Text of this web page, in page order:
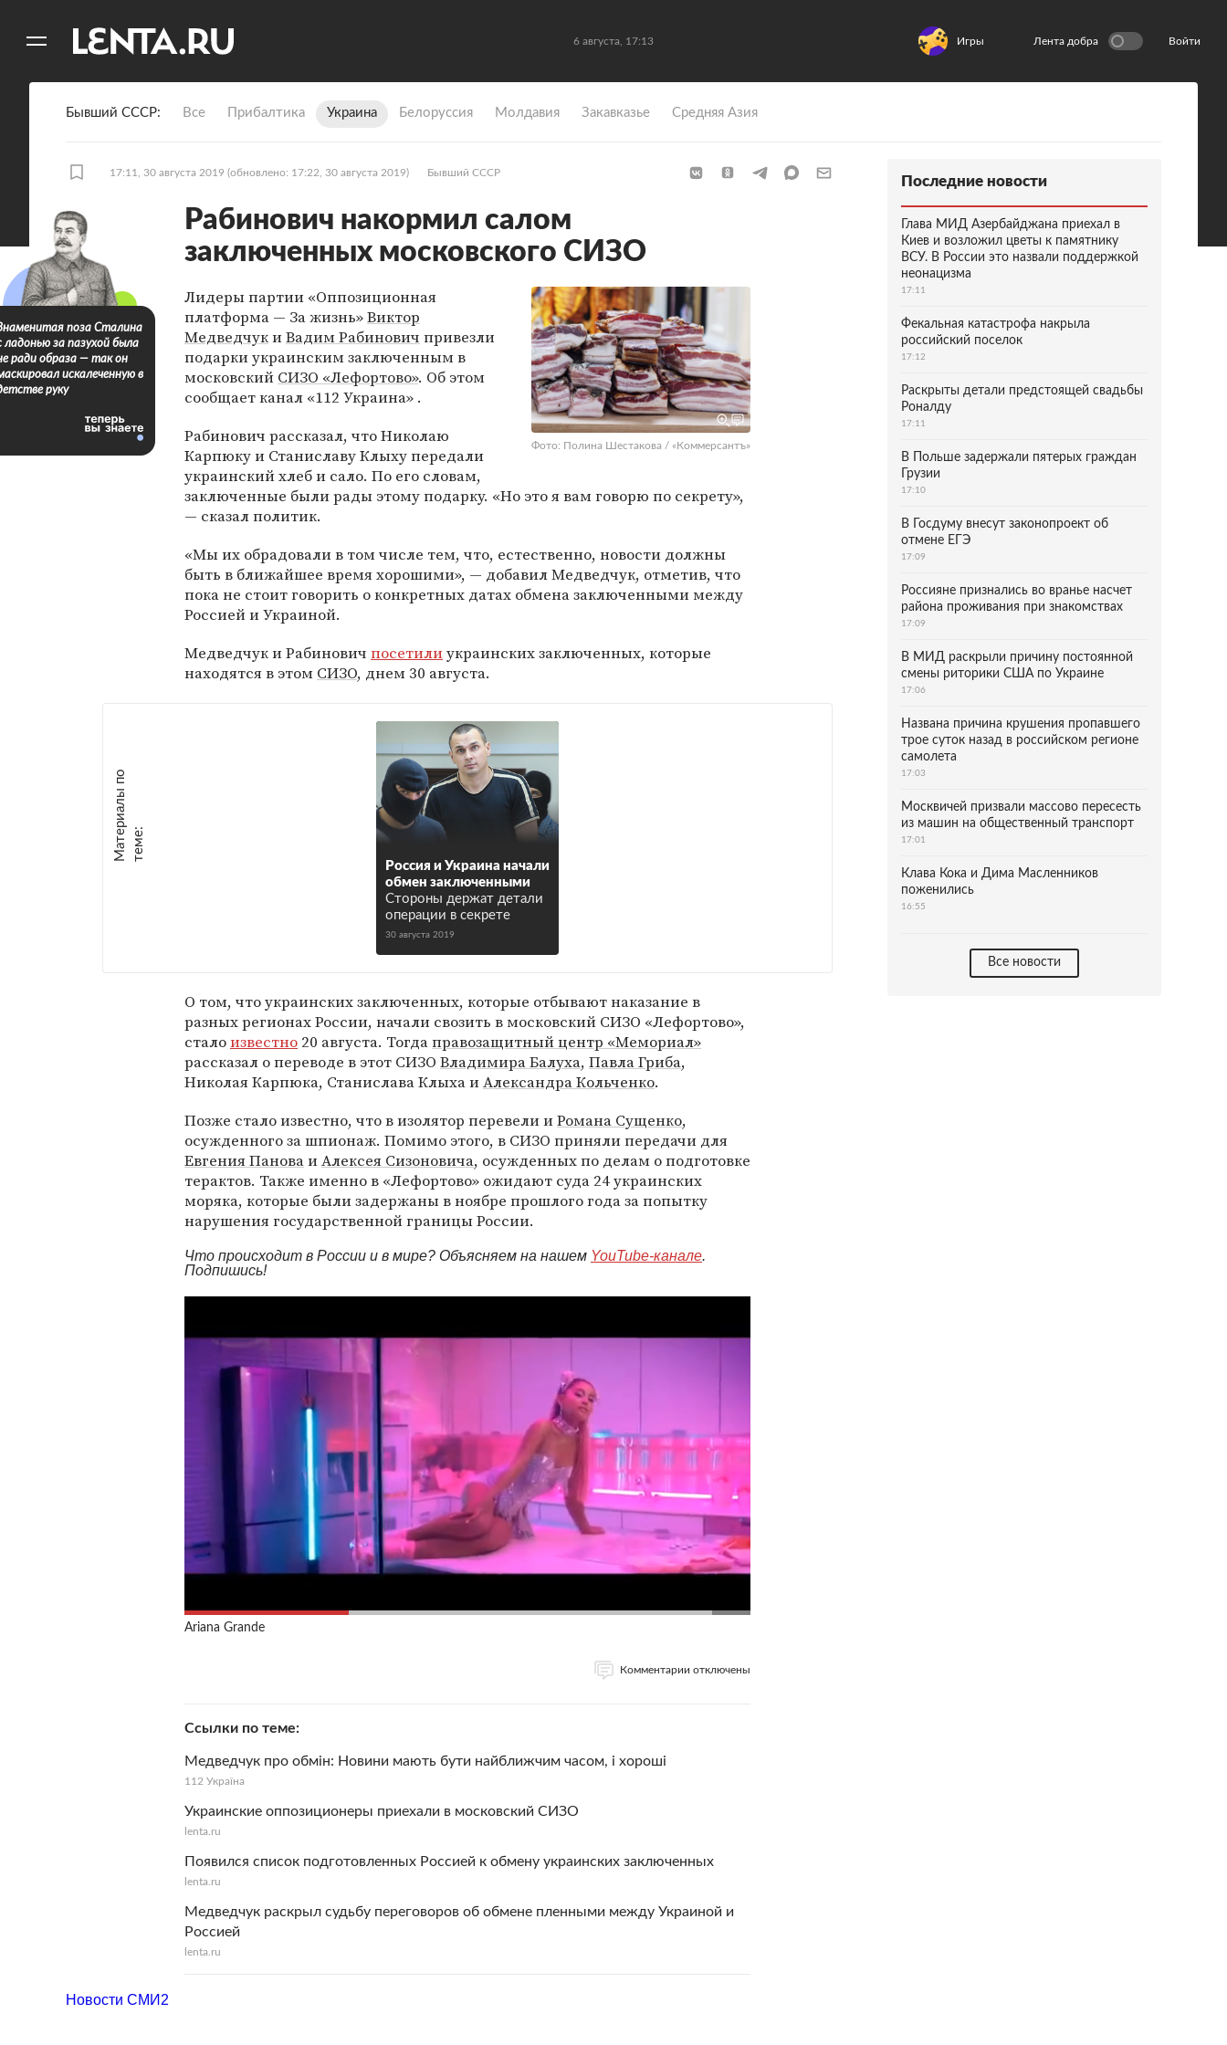
6 августа, 17:13 Игры Лента добра Войти
Бывший СССР Все Прибалтика Украина Белоруссия Молдавия Закавказье Средняя Азия
17:11, 30 августа 2019 (обновлено: 17:22, 30 августа 2019) Бывший СССР
Рабинович накормил салом
заключенных московского СИЗО
Фото: Полина Шестакова / «Коммерсантъ»
Лидеры партии «Оппозиционная
платформа — За жизнь»Виктор
МедведчукиВадим Рабинович привезли
подарки украинским заключенным в
московский СИЗО «Лефортово». Об этом
сообщает канал «112 Украина» .
Рабинович рассказал, что Николаю
Карпюку и Станиславу Клыху передали
украинский хлеб и сало. По его словам,
заключенные были рады этому подарку. «Но это я вам говорю по секрету»,
— сказал политик.
«Мы их обрадовали в том числе тем, что, естественно, новости должны
быть в ближайшее время хорошими», — добавил Медведчук, отметив, что
пока не стоит говорить о конкретных датах обмена заключенными между
Россией и Украиной.
Медведчук и Рабинович посетилиукраинских заключенных, которые
находятся в этом СИЗО, днем 30 августа.
М
а
т е
р
и
а
л
ы
п
о
т
е
м
е :
Россия и Украина начали
обмен заключенными
Стороны держат детали
операции в секрете
30 августа 2019
О том, что украинских заключенных, которые отбывают наказание в
разных регионах России, начали свозить в московский СИЗО «Лефортово»,
сталоизвестно 20 августа. Тогдаправозащитный центр «Мемориал»
рассказал о переводе в этот СИЗО Владимира Балуха, Павла Гриба,
Николая Карпюка, Станислава Клыха иАлександра Кольченко.
Позже стало известно, что в изолятор перевели иРомана Сущенко,
осужденного за шпионаж. Помимо этого, в СИЗО приняли передачи для
Евгения ПановаиАлексея Сизоновича, осужденных по делам о подготовке
терактов. Также именно в «Лефортово» ожидают суда 24 украинских
моряка, которые были задержаны в ноябре прошлого года за попытку
нарушения государственной границы России.
Что происходит в России и в мире? Объясняем на нашем YouTube-канале.
Подпишись!
Ariana Grande
Комментарии отключены
Ссылки по теме
Медведчук про обмін: Новини мають бути найближчим часом, і хороші
112 Україна
Украинские оппозиционеры приехали в московский СИЗО
lenta.ru
Появился список подготовленных Россией к обмену украинских заключенных
lenta.ru
Медведчук раскрыл судьбу переговоров об обмене пленными между Украиной и
Россией
lenta.ru
поза Сталина
ладонью за пазухой была
ради образа — так он
искалеченную в
руку
Последние новости
Глава МИД Азербайджана приехал в
Киев и возложил цветы к памятнику
ВСУ. В России это назвали поддержкой
неонацизма
17:11
Фекальная катастрофа накрыла
российский поселок
17:12
Раскрыты детали предстоящей свадьбы
Роналду
17:11
В Польше задержали пятерых граждан
Грузии
17:10
В Госдуму внесут законопроект об
отмене ЕГЭ
17:09
Россияне признались во вранье насчет
района проживания при знакомствах
17:09
В МИД раскрыли причину постоянной
смены риторики США по Украине
17:06
Названа причина крушения пропавшего
трое суток назад в российском регионе
самолета
17:03
Москвичей призвали массово пересесть
из машин на общественный транспорт
17:01
Клава Кока и Дима Масленников
поженились
16:55
Все новости
Новости СМИ2